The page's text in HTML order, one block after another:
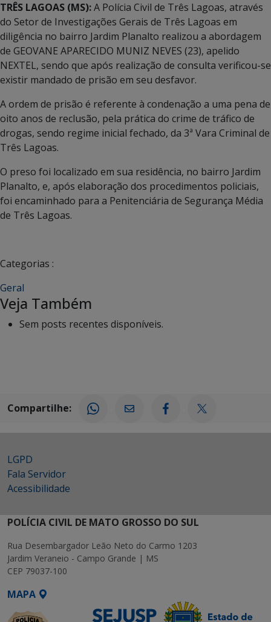
TRÊS LAGOAS (MS):A Polícia Civil de Três Lagoas, através
do Setor de Investigações Gerais de Três Lagoas em
diligência no bairro Jardim Planalto realizou a abordagem
de GEOVANE APARECIDO MUNIZ NEVES (23), apelido
NEXTEL, sendo que após realização de consulta verificou-se
existir mandado de prisão em seu desfavor.
A ordem de prisão é referente à condenação a uma pena de
oito anos de reclusão, pela prática do crime de tráfico de
drogas, sendo regime inicial fechado, da 3ª Vara Criminal de
Três Lagoas.
O preso foi localizado em sua residência, no bairro Jardim
Planalto, e, após elaboração dos procedimentos policiais,
foi encaminhado para a Penitenciária de Segurança Média
de Três Lagoas.
Categorias :
Geral
Veja Também
Sem posts recentes disponíveis.
Compartilhe:
LGPD
Fala Servidor
Acessibilidade
POLÍCIA CIVIL DE MATO GROSSO DO SUL
Rua Desembargador Leão Neto do Carmo 1203
Jardim Veraneio - Campo Grande | MS
CEP 79037-100
MAPA